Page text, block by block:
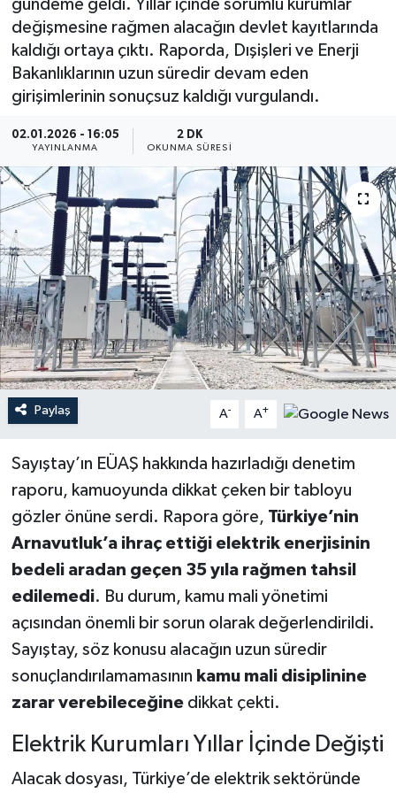
gündeme geldi. Yıllar içinde sorumlu kurumlar
değişmesine rağmen alacağın devlet kayıtlarında
kaldığı ortaya çıktı. Raporda, Dışişleri ve Enerji
Bakanlıklarının uzun süredir devam eden
girişimlerinin sonuçsuz kaldığı vurgulandı.
02.01.2026 - 16:05
YAYINLANMA
2 DK
OKUNMA SÜRESI
Paylaş A- A+
Sayıştay’ın EÜAŞ hakkında hazırladığı denetim
raporu, kamuoyunda dikkat çeken bir tabloyu
gözler önüne serdi. Rapora göre, Türkiye’nin
Arnavutluk’a ihraç ettiği elektrik enerjisinin
bedeli aradan geçen 35 yıla rağmen tahsil
edilemedi. Bu durum, kamu mali yönetimi
açısından önemli bir sorun olarak değerlendirildi.
Sayıştay, söz konusu alacağın uzun süredir
sonuçlandırılamamasının kamu mali disiplinine
zarar verebileceğinedikkat çekti.
Elektrik Kurumları Yıllar İçinde Değişti
Alacak dosyası, Türkiye’de elektrik sektöründe
YEREL